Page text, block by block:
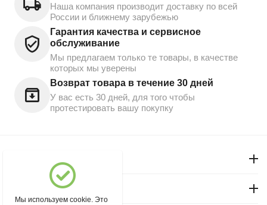
Наша компания производит доставку по всей
России и ближнему зарубежью
Гарантия качества и сервисное
обслуживание
Мы предлагаем только те товары, в качестве
которых мы уверены
Возврат товара в течение 30 дней
У вас есть 30 дней, для того чтобы
протестировать вашу покупку
Магазин "Северный"
Мы используем cookie. Это